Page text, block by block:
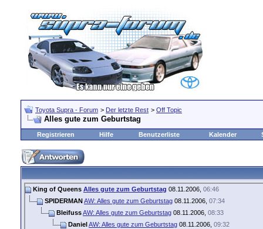
Toyota Supra - Forum > Der letzte Rest > Off Topic
Alles gute zum Geburtstag
Registrieren Hilfe Benutzerliste Kalender
King of Queens Alles gute zum Geburtstag 08.11.2006, 06:46
SPIDERMANAW: Alles gute zum Geburtstag 08.11.2006, 07:34
BleifussAW: Alles gute zum Geburtstag 08.11.2006, 08:33
DanielAW: Alles gute zum Geburtstag 08.11.2006, 09:32